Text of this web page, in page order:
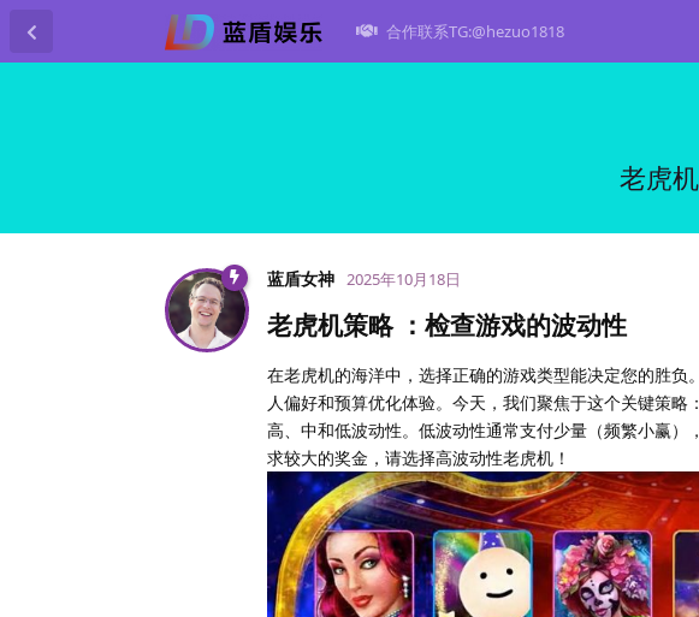
合作联系TG:@hezuo1818
老虎
蓝盾女神 2025年10月18日
老虎机策略 ：检查游戏的波动性
在老虎机的海洋中，选择正确的游戏类型能决定您的胜
人偏好和预算优化体验。今天，我们聚焦于这个关键策略
高、中和低波动性。低波动性通常支付少量（频繁小赢
求较大的奖金，请选择高波动性老虎机！